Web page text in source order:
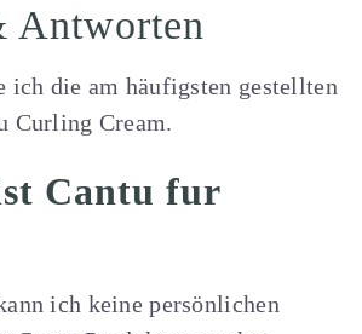
Antworten
ich die am häufigsten gestellten
Curling Cream.
Cantu fur
ich keine persönlichen